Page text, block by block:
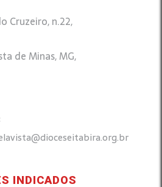
Cruzeiro, n.22,
de Minas, MG,
INDICADOS